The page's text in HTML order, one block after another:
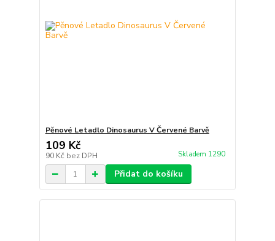
Pěnové Letadlo Dinosaurus V Červené Barvě
109 Kč
90 Kč bez DPH Skladem 1290
Přidat do košíku